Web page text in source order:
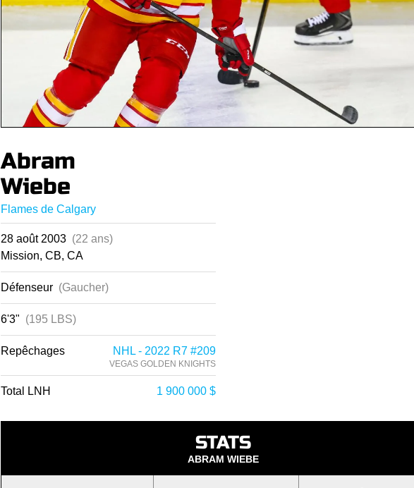
Abram
Wiebe
Flames de Calgary
28 août 2003 (22 ans)
Mission, CB, CA
Défenseur (Gaucher)
6'3" (195 LBS)
Repêchages NHL - 2022 R7 #209
VEGAS GOLDEN KNIGHTS
Total LNH 1 900 000 $
STATS
ABRAM WIEBE